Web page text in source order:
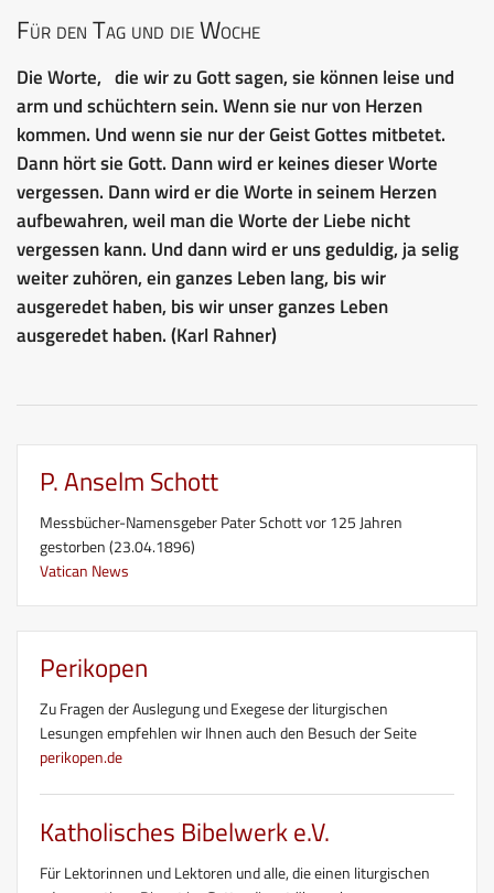
Für den Tag und die Woche
Die Worte, die wir zu Gott sagen, sie können leise und
arm und schüchtern sein. Wenn sie nur von Herzen
kommen. Und wenn sie nur der Geist Gottes mitbetet.
Dann hört sie Gott. Dann wird er keines dieser Worte
vergessen. Dann wird er die Worte in seinem Herzen
aufbewahren, weil man die Worte der Liebe nicht
vergessen kann. Und dann wird er uns geduldig, ja selig
weiter zuhören, ein ganzes Leben lang, bis wir
ausgeredet haben, bis wir unser ganzes Leben
ausgeredet haben. (Karl Rahner)
P. Anselm Schott
Messbücher-Namensgeber Pater Schott vor 125 Jahren
gestorben (23.04.1896)
Vatican News
Perikopen
Zu Fragen der Auslegung und Exegese der liturgischen
Lesungen empfehlen wir Ihnen auch den Besuch der Seite
perikopen.de
Katholisches Bibelwerk e.V.
Für Lektorinnen und Lektoren und alle, die einen liturgischen